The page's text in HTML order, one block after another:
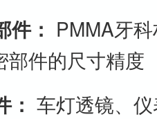
： PMMA牙
部件的尺寸精度
车灯透镜、